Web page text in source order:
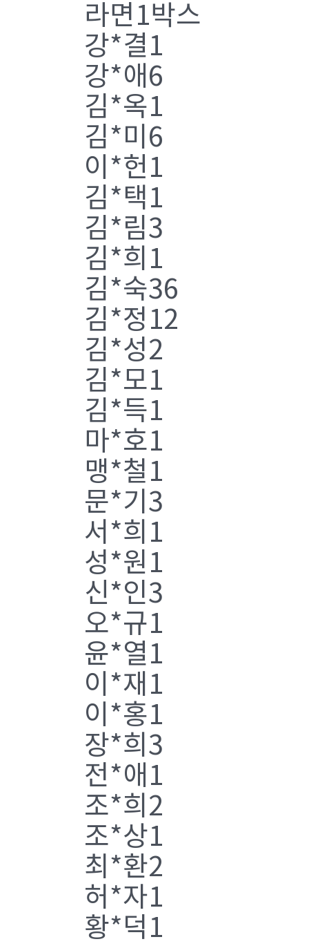
라면1박스
강*결1
강*애6
김*옥1
김*미6
이*헌1
김*택1
김*림3
김*희1
김*숙36
김*정12
김*성2
김*모1
김*득1
마*호1
맹*철1
문*기3
서*희1
성*원1
신*인3
오*규1
윤*열1
이*재1
이*홍1
장*희3
전*애1
조*희2
조*상1
최*환2
허*자1
황*덕1